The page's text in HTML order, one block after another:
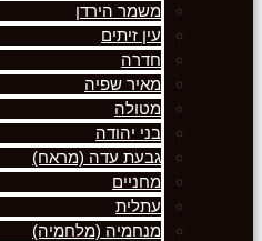
משמר הירדן
עין זיתים
חדרה
מאיר שפיה
מטולה
בני יהודה
גבעת עדה (מראח)
מחניים
עתלית
מנחמיה (מלחמיה)